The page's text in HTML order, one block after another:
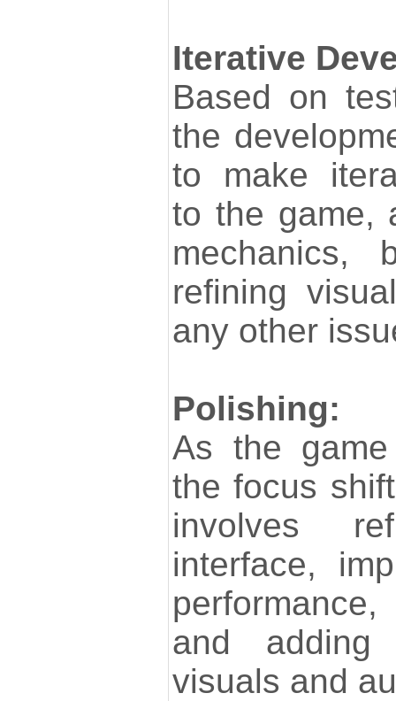
Iterative
Based on
the
to make
to the game,
mechanics,
refining
any other
Polishing:
As the
the focus
involves
interface,
and
visuals and